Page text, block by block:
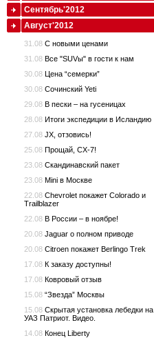
Сентябрь'2012
Август'2012
31.08 С новыми ценами
31.08 Все "SUVы" в гости к нам
30.08 Цена “семерки”
30.08 Сочинский Yeti
29.08 В пески – на гусеницах
28.08 Итоги экспедиции в Исландию
27.08 JX, отзовись!
25.08 Прощай, CX-7!
23.08 Скандинавский пакет
23.08 Mini в Москве
22.08 Chevrolet покажет Colorado и
Trailblazer
22.08 В России – в ноябре!
20.08 Jaguar о полном приводе
20.08 Citroen покажет Berlingo Trek
17.08 К заказу доступны!
17.08 Ковровый отзыв
15.08 “Звезда” Москвы
15.08 Скрытая установка лебедки на
УАЗ Патриот. Видео.
14.08 Конец Liberty